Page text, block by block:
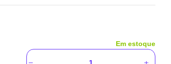
Em estoque